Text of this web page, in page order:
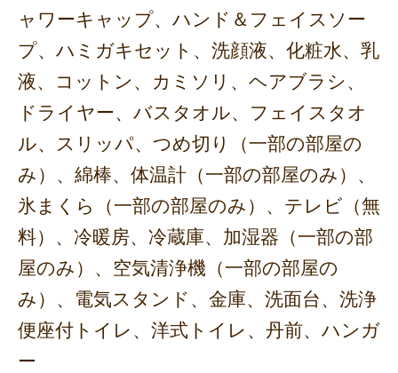
ャワーキャップ、ハンド＆フェイスソー
プ、ハミガキセット、洗顔液、化粧水、乳
液、コットン、カミソリ、ヘアブラシ、
ドライヤー、バスタオル、フェイスタオ
ル、スリッパ、つめ切り（一部の部屋の
み）、綿棒、体温計（一部の部屋のみ）、
氷まくら（一部の部屋のみ）、テレビ（無
料）、冷暖房、冷蔵庫、加湿器（一部の部
屋のみ）、空気清浄機（一部の部屋の
み）、電気スタンド、金庫、洗面台、洗浄
便座付トイレ、洋式トイレ、丹前、ハンガ
ー